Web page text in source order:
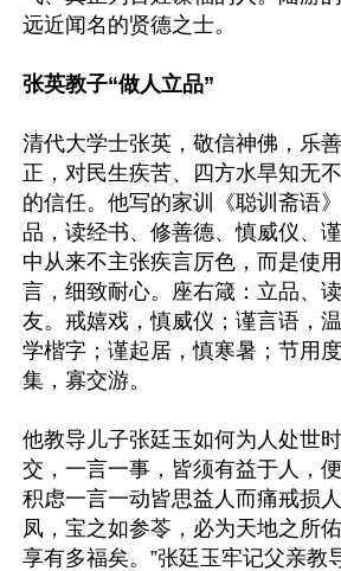
远近闻名的贤德之士。
张英教子“做人立品”
清代大学士张英，敬信神佛，乐
正，对民生疾苦、四方水旱知无
的信任。他写的家训《聪训斋语
品，读经书、修善德、慎威仪、
中从来不主张疾言厉色，而是使
言，细致耐心。座右箴：立品、
友。戒嬉戏，慎威仪；谨言语，
学楷字；谨起居，慎寒暑；节用
集，寡交游。
他教导儿子张廷玉如何为人处世
交，一言一事，皆须有益于人，
积虑一言一动皆思益人而痛戒损
凤，宝之如参苓，必为天地之所
享有多福矣。”张廷玉牢记父亲教